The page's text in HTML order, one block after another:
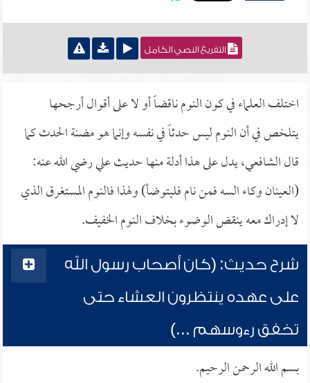
التفريغ النصي الكامل
اختلف العلماء في كون النوم ناقضاً أو لا على أقوال أرجحها
يتلخص في أن النوم ليس حدثاً في نفسه وإنما هو مضنة الحدث كما
قال الشافعي، يدل على هذا أدلة منها حديث علي رضي الله عنه:
(العينان وكاء السه فمن نام فليتوضأ) ولهذا فالنوم المستغرق الذي
لا إدراك معه ينقض الوضوء بخلاف النوم الخفيف.
شرح حديث: (كان أصحاب رسول الله
على عهده ينتظرون العشاء حتى
تخفق رءوسهم ...)
بسم الله الرحمن الرحيم.